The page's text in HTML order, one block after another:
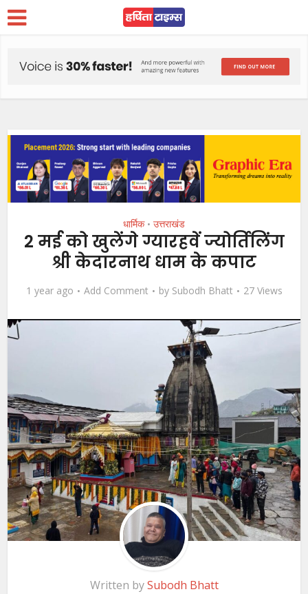
धार्मिक • उत्तराखंड
2 मई को खुलेंगे ग्यारहवें ज्योर्तिलिंग
श्री केदारनाथ धाम के कपाट
1 year ago Add Comment by Subodh Bhatt 27 Views
Written bySubodh Bhatt